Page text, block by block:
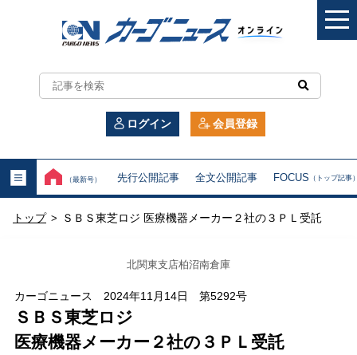
カ
ー
ニ
ュ
オ
ン
ログイン 会員登録
（最新号） 先行公開記事 全文公開記事 FOCUS （トップ記事
トップ > ＳＢＳ東芝ロジ 医療機器メーカー２社の３ＰＬ受託
北関東支店柏沼南倉庫
カーゴニュース 2024年11月14日 第5292号
ＳＢＳ東芝ロジ
医療機器メーカー２社の３ＰＬ受託